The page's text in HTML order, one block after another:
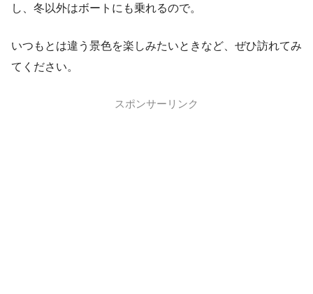
し、冬以外はボートにも乗れるので。
いつもとは違う景色を楽しみたいときなど、ぜひ訪れてみ
てください。
スポンサーリンク